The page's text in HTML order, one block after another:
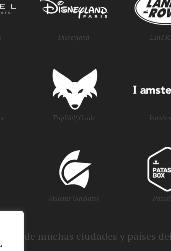
Disneyland Land
TripWolf Guide
Maletas Gladiator
de muchas ciudades y países